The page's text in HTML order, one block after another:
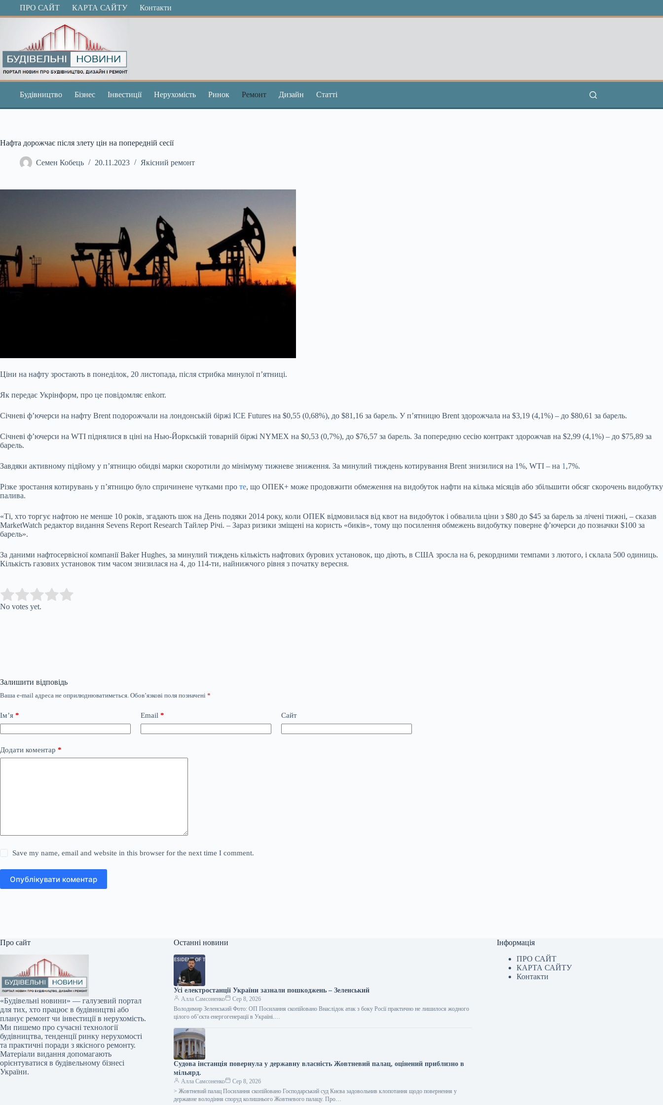
ПерейтиПРО САЙТ КАРТА САЙТУ Контакти
Будівництво Бізнес Інвестиції Нерухомість Ринок Ремонт Дизайн Статті
Нафта дорожчає після злету цін на попередній сесії
Семен Кобець 20.11.2023 Якісний ремонт
Ціни на нафту зростають в понеділок, 20 листопада, після стрибка минулої п’ятниці.
Як передає Укрінформ, про це повідомляє enkorr.
Січневі ф’ючерси на нафту Brent подорожчали на лондонській біржі ICE Futures на $0,55 (0,68%), до $81,16 за барель. У п’ятницю Brent здорожчала на $3,19 (4,1%) – до $80,61 за барель.
Січневі ф’ючерси на WTI піднялися в ціні на Нью-Йоркській товарній біржі NYMEX на $0,53 (0,7%), до $76,57 за барель. За попередню сесію контракт здорожчав на $2,99 (4,1%) – до $75,89 за
барель.
Завдяки активному підйому у п’ятницю обидві марки скоротили до мінімуму тижневе зниження. За минулий тиждень котирування Brent знизилися на 1%, WTI – на 1 ,7%.
Різке зростання котирувань у п’ятницю було спричинене чутками про те, що ОПЕК+ може продовжити обмеження на видобуток нафти на кілька місяців або збільшити обсяг скорочень видобутку
палива.
«Ті, хто торгує нафтою не менше 10 років, згадають шок на День подяки 2014 року, коли ОПЕК відмовилася від квот на видобуток і обвалила ціни з $80 до $45 за барель за лічені тижні, – сказав
MarketWatch редактор видання Sevens Report Research Тайлер Річі. – Зараз ризики зміщені на користь «биків», тому що посилення обмежень видобутку поверне ф’ючерси до позначки $100 за
барель».
За даними нафтосервісної компанії Baker Hughes, за минулий тиждень кількість нафтових бурових установок, що діють, в США зросла на 6, рекордними темпами з лютого, і склала 500 одиниць.
Кількість газових установок тим часом знизилася на 4, до 114-ти, найнижчого рівня з початку вересня.
Rate this item:
No votes yet.
Залишити відповідь
Ваша e-mail адреса не оприлюднюватиметься. Обов’язкові поля позначені *
Ім’я * Email * Сайт
Додати коментар *
Save my name, email and website in this browser for the next time I comment.
Опублікувати коментар
Про сайт
«Будівельні новини» — галузевий портал
для тих, хто працює в будівництві або
планує ремонт чи інвестиції в нерухомість.
Ми пишемо про сучасні технології
будівництва, тенденції ринку нерухомості
та практичні поради з якісного ремонту.
Матеріали видання допомагають
орієнтуватися в будівельному бізнесі
України.
Останні новини
Усі електростанції України зазнали пошкоджень – Зеленський
Алла Самсоненко
Сер 8, 2026
Володимир Зеленський Фото: ОП Посилання скопійовано Внаслідок атак з боку Росії практично не лишилося жодного
цілого об’єкта енергогенерації в Україні.…
Судова інстанція повернула у державну власність Жовтневий палац, оцінений приблизно в
мільярд.
Алла Самсоненко
Сер 8, 2026
> Жовтневий палац Посилання скопійовано Господарський суд Києва задовольнив клопотання щодо повернення у
державне володіння споруд колишнього Жовтневого палацу. Про…
Інформація
ПРО САЙТ
КАРТА САЙТУ
Контакти